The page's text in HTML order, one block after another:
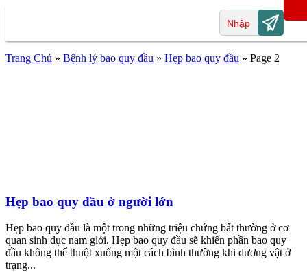
Trang Chủ » Bệnh lý bao quy đầu » Hẹp bao quy đầu » Page 2
Hẹp bao quy đầu ở người lớn
Hẹp bao quy đầu là một trong những triệu chứng bất thường ở cơ
quan sinh dục nam giới. Hẹp bao quy đầu sẽ khiến phần bao quy
đầu không thể thuột xuống một cách bình thường khi dương vật ở
trạng...